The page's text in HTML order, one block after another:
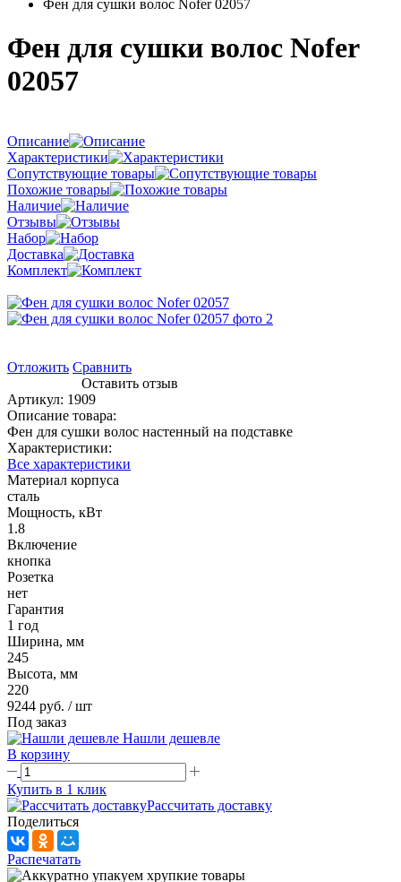
Фен для сушки волос Nofer 02057
Фен для сушки волос Nofer
02057
Описание
Характеристики
Сопутствующие товары
Похожие товары
Наличие
Отзывы
Набор
Доставка
Комплект
Отложить Сравнить
Оставить отзыв
Артикул: 1909
Описание товара:
Фен для сушки волос настенный на подставке
Характеристики:
Все характеристики
Материал корпуса
сталь
Мощность, кВт
1.8
Включение
кнопка
Розетка
нет
Гарантия
1 год
Ширина, мм
245
Высота, мм
220
9244 руб. / шт
Под заказ
Нашли дешевле
В корзину
Купить в 1 клик
Рассчитать доставку
Поделиться
Распечатать